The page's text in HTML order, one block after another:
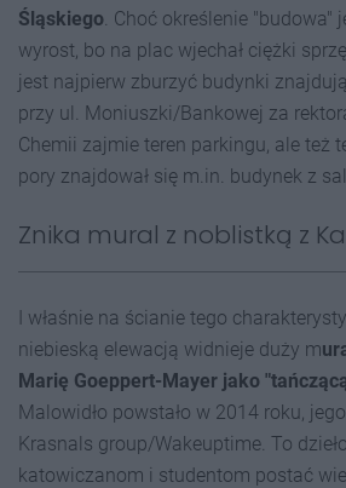
Śląskiego. Choć określenie "budowa"
wyrost, bo na plac wjechał ciężki
jest najpierw zburzyć budynki
przy ul. Moniuszki/Bankowej za
Chemii zajmie teren parkingu, ale też
pory znajdował się m.in. budynek z
Znika mural z noblistką z
I właśnie na ścianie tego
niebieską elewacją widnieje duży m
Marię Goeppert-Mayer jako
Malowidło powstało w 2014 roku,
Krasnals group/Wakeuptime. To
katowiczanom i studentom postać